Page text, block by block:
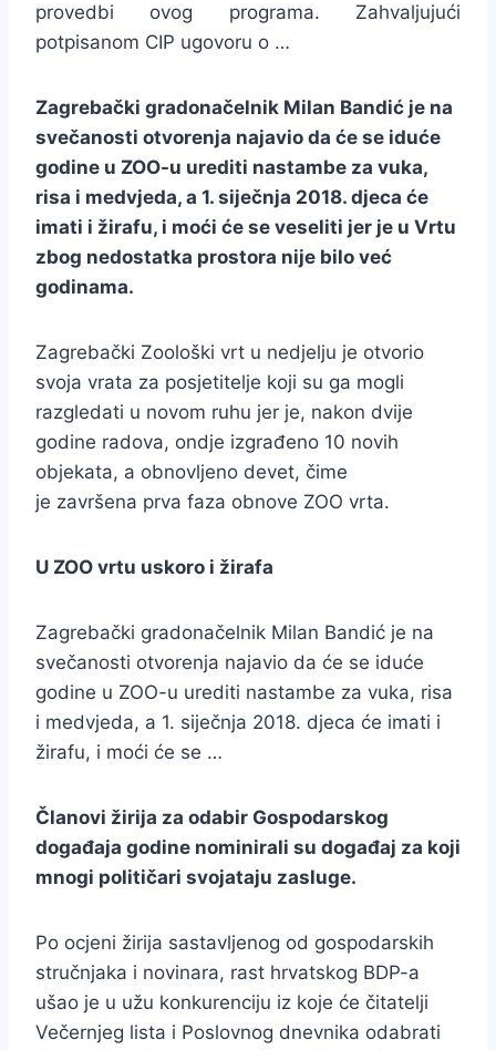
provedbi ovog programa. Zahvaljujući
potpisanom CIP ugovoru o …
Zagrebački gradonačelnik Milan Bandić je na
svečanosti otvorenja najavio da će se iduće
godine u ZOO-u urediti nastambe za vuka,
risa i medvjeda, a 1. siječnja 2018. djeca će
imati i žirafu, i moći će se veseliti jer je u Vrtu
zbog nedostatka prostora nije bilo već
godinama.
Zagrebački Zoološki vrt u nedjelju je otvorio
svoja vrata za posjetitelje koji su ga mogli
razgledati u novom ruhu jer je, nakon dvije
godine radova, ondje izgrađeno 10 novih
objekata, a obnovljeno devet, čime
je završena prva faza obnove ZOO vrta.
U ZOO vrtu uskoro i žirafa
Zagrebački gradonačelnik Milan Bandić je na
svečanosti otvorenja najavio da će se iduće
godine u ZOO-u urediti nastambe za vuka, risa
i medvjeda, a 1. siječnja 2018. djeca će imati i
žirafu, i moći će se …
Članovi žirija za odabir Gospodarskog
događaja godine nominirali su događaj za koji
mnogi političari svojataju zasluge.
Po ocjeni žirija sastavljenog od gospodarskih
stručnjaka i novinara, rast hrvatskog BDP-a
ušao je u užu konkurenciju iz koje će čitatelji
Večernjeg lista i Poslovnog dnevnika odabrati